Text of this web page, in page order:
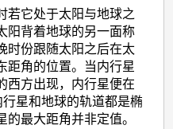
若它处于太阳与地球之
阳背着地球的另一面称
时份跟随太阳之后在太
距角的位置。当内行星
西方出现，内行星便在
星和地球的轨道都是椭
的最大距角并非定值。